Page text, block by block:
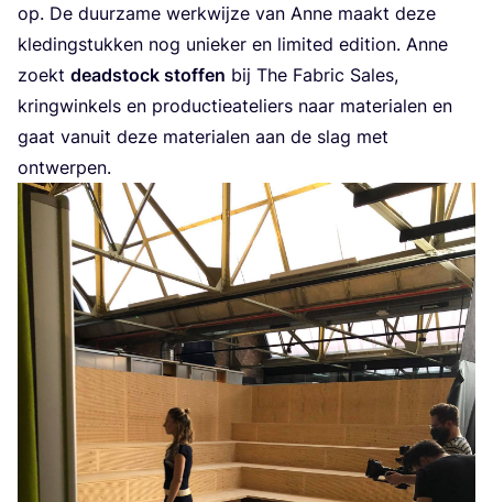
op. De duur­za­me werk­wij­ze van Anne maakt deze
kle­ding­stuk­ken nog unie­ker en limi­ted edi­ti­on. Anne
zoekt dead­stock stof­fen bij The Fabric Sales,
kring­win­kels en pro­duc­tie­ate­liers naar mate­ri­a­len en
gaat van­uit deze mate­ri­a­len aan de slag met
ontwerpen.